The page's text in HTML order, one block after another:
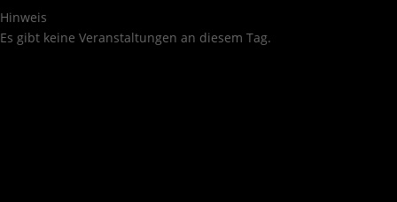
Hinweis
Es gibt keine Veranstaltungen an diesem Tag.